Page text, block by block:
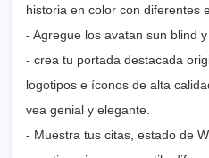
historia en color con diferentes
- Agregue los avatan sun blind
- crea tu portada destacada
logotipos e íconos de alta
vea genial y elegante.
- Muestra tus citas, estado de